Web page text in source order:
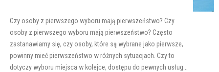
Czy osoby z pierwszego wyboru mają pierwszeństwo? Czy
osoby z pierwszego wyboru mają pierwszeństwo? Często
zastanawiamy się, czy osoby, które są wybrane jako pierwsze,
powinny mieć pierwszeństwo w różnych sytuacjach. Czy to
dotyczy wyboru miejsca w kolejce, dostępu do pewnych usług...